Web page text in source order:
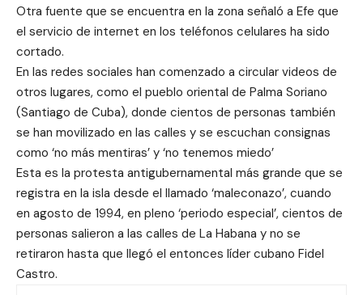
Otra fuente que se encuentra en la zona señaló a Efe que
el servicio de internet en los teléfonos celulares ha sido
cortado.
En las redes sociales han comenzado a circular videos de
otros lugares, como el pueblo oriental de Palma Soriano
(Santiago de Cuba), donde cientos de personas también
se han movilizado en las calles y se escuchan consignas
como ‘no más mentiras’ y ‘no tenemos miedo’
Esta es la protesta antigubernamental más grande que se
registra en la isla desde el llamado ‘maleconazo’, cuando
en agosto de 1994, en pleno ‘periodo especial’, cientos de
personas salieron a las calles de La Habana y no se
retiraron hasta que llegó el entonces líder cubano Fidel
Castro.